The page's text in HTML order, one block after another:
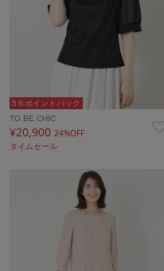
5％ポイントバック
TO BE CHIC
¥20,900 24%OFF
タイムセール